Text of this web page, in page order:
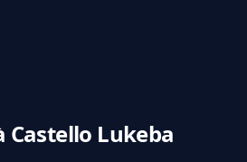
Castello Lukeba